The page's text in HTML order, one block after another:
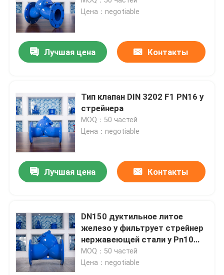
Цена：negotiable
Лучшая цена Контакты
Тип клапан DIN 3202 F1 PN16 y
стрейнера
MOQ：50 частей
Цена：negotiable
Лучшая цена Контакты
DN150 дуктильное литое
железо y фильтрует стрейнер
нержавеющей стали y Pn10
Ggg50
MOQ：50 частей
Цена：negotiable